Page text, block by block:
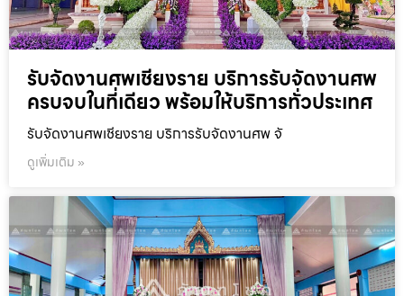
รับจัดงานศพเชียงราย บริการรับจัดงานศพ
ครบจบในที่เดียว พร้อมให้บริการทั่วประเทศ
รับจัดงานศพเชียงราย บริการรับจัดงานศพ จั
ดูเพิ่มเติม »